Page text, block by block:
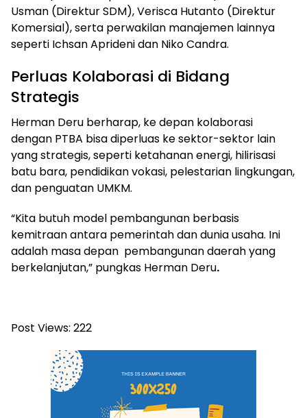
Usman (Direktur SDM), Verisca Hutanto (Direktur
Komersial), serta perwakilan manajemen lainnya
seperti Ichsan Aprideni dan Niko Candra.
Perluas Kolaborasi di Bidang
Strategis
Herman Deru berharap, ke depan kolaborasi
dengan PTBA bisa diperluas ke sektor-sektor lain
yang strategis, seperti ketahanan energi, hilirisasi
batu bara, pendidikan vokasi, pelestarian lingkungan,
dan penguatan UMKM.
“Kita butuh model pembangunan berbasis
kemitraan antara pemerintah dan dunia usaha. Ini
adalah masa depan pembangunan daerah yang
berkelanjutan,” pungkas Herman Deru.
Post Views: 222